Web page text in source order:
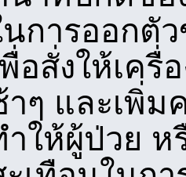
นการออกตั
พื่อสั่งให้เค
าๆ และเพิ่ม
ำให้ผู้ป่วย ห